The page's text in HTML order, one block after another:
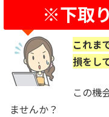
※下取
これま
損をし
この機
ませんか？